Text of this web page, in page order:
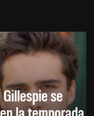
se
la temporada